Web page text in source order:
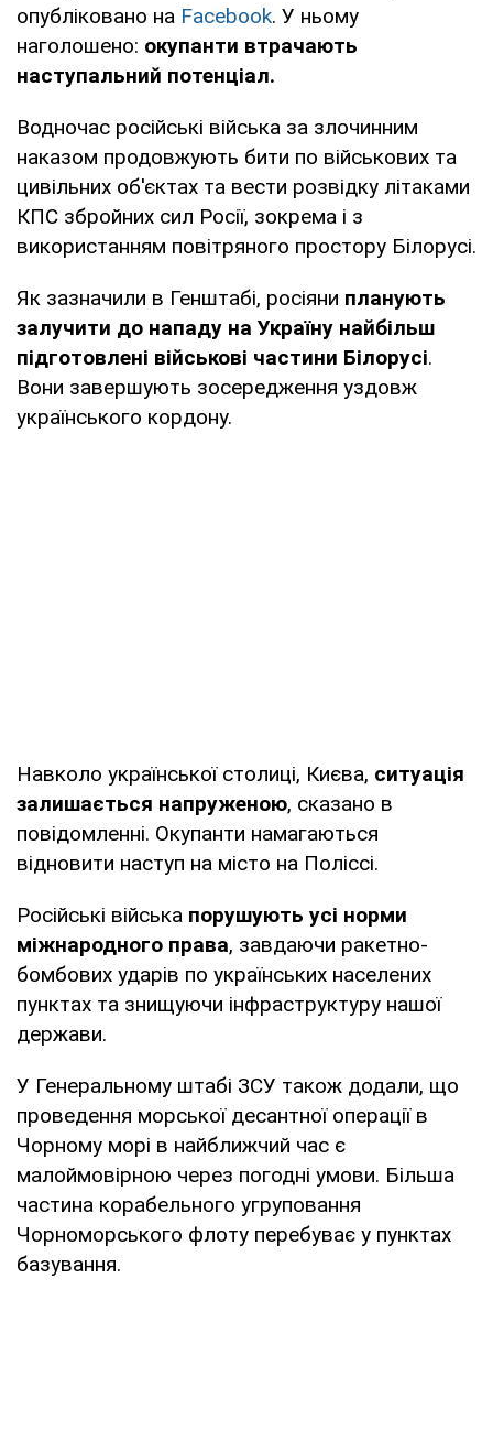
опубліковано на Facebook. У ньому
наголошено: окупанти втрачають
наступальний потенціал.
Водночас російські війська за злочинним
наказом продовжують бити по військових та
цивільних об'єктах та вести розвідку літаками
КПС збройних сил Росії, зокрема і з
використанням повітряного простору Білорусі.
Як зазначили в Генштабі, росіяни планують
залучити до нападу на Україну найбільш
підготовлені військові частини Білорусі.
Вони завершують зосередження уздовж
українського кордону.
Навколо української столиці, Києва, ситуація
залишається напруженою, сказано в
повідомленні. Окупанти намагаються
відновити наступ на місто на Поліссі.
Російські війська порушують усі норми
міжнародного права, завдаючи ракетно-
бомбових ударів по українських населених
пунктах та знищуючи інфраструктуру нашої
держави.
У Генеральному штабі ЗСУ також додали, що
проведення морської десантної операції в
Чорному морі в найближчий час є
малоймовірною через погодні умови. Більша
частина корабельного угруповання
Чорноморського флоту перебуває у пунктах
базування.